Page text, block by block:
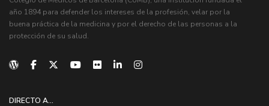
año 1894 para defender los intereses de la profesión, velar por la
buena práctica de la medicina y por el derecho de las personas a la
protección de su salud.
DIRECTO A...